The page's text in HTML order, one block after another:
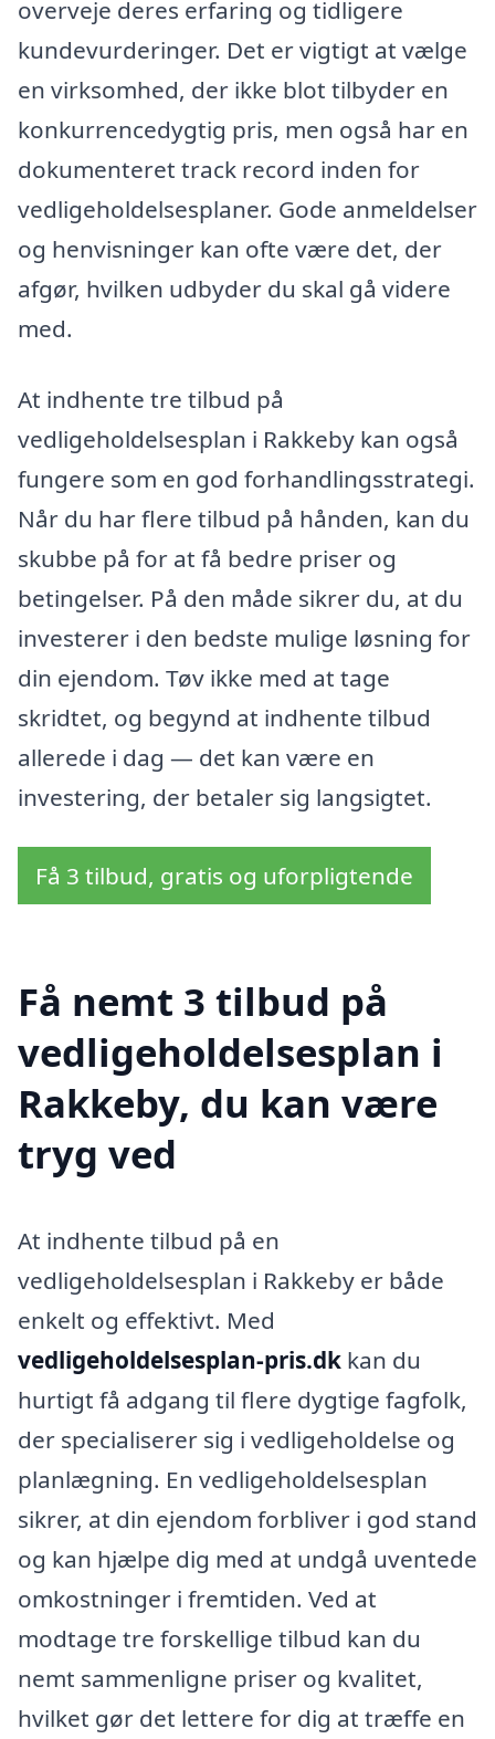
overveje deres erfaring og tidligere
kundevurderinger. Det er vigtigt at vælge
en virksomhed, der ikke blot tilbyder en
konkurrencedygtig pris, men også har en
dokumenteret track record inden for
vedligeholdelsesplaner. Gode anmeldelser
og henvisninger kan ofte være det, der
afgør, hvilken udbyder du skal gå videre
med.
At indhente tre tilbud på
vedligeholdelsesplan i Rakkeby kan også
fungere som en god forhandlingsstrategi.
Når du har flere tilbud på hånden, kan du
skubbe på for at få bedre priser og
betingelser. På den måde sikrer du, at du
investerer i den bedste mulige løsning for
din ejendom. Tøv ikke med at tage
skridtet, og begynd at indhente tilbud
allerede i dag — det kan være en
investering, der betaler sig langsigtet.
Få 3 tilbud, gratis og uforpligtende
Få nemt 3 tilbud på
vedligeholdelsesplan i
Rakkeby, du kan være
tryg ved
At indhente tilbud på en
vedligeholdelsesplan i Rakkeby er både
enkelt og effektivt. Med
vedligeholdelsesplan-pris.dk kan du
hurtigt få adgang til flere dygtige fagfolk,
der specialiserer sig i vedligeholdelse og
planlægning. En vedligeholdelsesplan
sikrer, at din ejendom forbliver i god stand
og kan hjælpe dig med at undgå uventede
omkostninger i fremtiden. Ved at
modtage tre forskellige tilbud kan du
nemt sammenligne priser og kvalitet,
hvilket gør det lettere for dig at træffe en